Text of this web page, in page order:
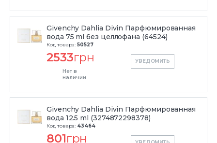
Givenchy Dahlia Divin Парфюмированная
вода 75 ml без целлофана (64524)
Код товара: 50527
2533грн
Нет в
наличии
УВЕДОМИТЬ
Givenchy Dahlia Divin Парфюмированная
вода 12.5 ml (3274872298378)
Код товара: 43464
801грн